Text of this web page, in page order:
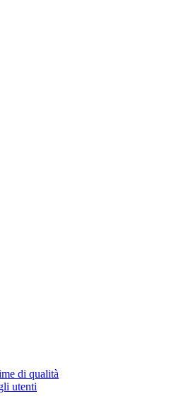
di qualità
utenti